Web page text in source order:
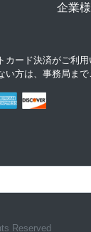
企業
カード決済がご利
い方は、事務局まで
Reserved